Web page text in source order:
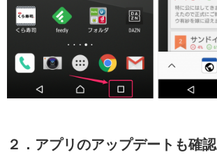
２．アプリのアップデートも確認